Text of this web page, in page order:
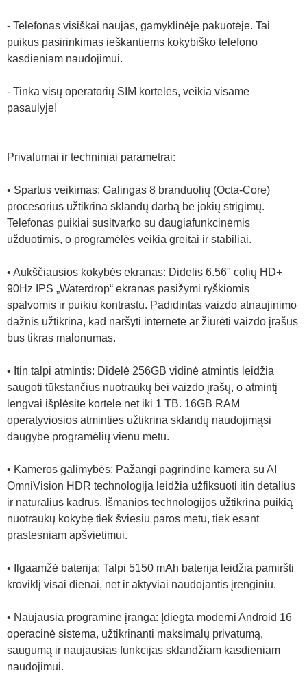
- Telefonas visiškai naujas, gamyklinėje pakuotėje. Tai
puikus pasirinkimas ieškantiems kokybiško telefono
kasdieniam naudojimui.
- Tinka visų operatorių SIM kortelės, veikia visame
pasaulyje!
Privalumai ir techniniai parametrai:
• Spartus veikimas: Galingas 8 branduolių (Octa-Core)
procesorius užtikrina sklandų darbą be jokių strigimų.
Telefonas puikiai susitvarko su daugiafunkcinėmis
užduotimis, o programėlės veikia greitai ir stabiliai.
• Aukščiausios kokybės ekranas: Didelis 6.56" colių HD+
90Hz IPS „Waterdrop“ ekranas pasižymi ryškiomis
spalvomis ir puikiu kontrastu. Padidintas vaizdo atnaujinimo
dažnis užtikrina, kad naršyti internete ar žiūrėti vaizdo įrašus
bus tikras malonumas.
• Itin talpi atmintis: Didelė 256GB vidinė atmintis leidžia
saugoti tūkstančius nuotraukų bei vaizdo įrašų, o atmintį
lengvai išplėsite kortele net iki 1 TB. 16GB RAM
operatyviosios atminties užtikrina sklandų naudojimąsi
daugybe programėlių vienu metu.
• Kameros galimybės: Pažangi pagrindinė kamera su AI
OmniVision HDR technologija leidžia užfiksuoti itin detalius
ir natūralius kadrus. Išmanios technologijos užtikrina puikią
nuotraukų kokybę tiek šviesiu paros metu, tiek esant
prastesniam apšvietimui.
• Ilgaamžė baterija: Talpi 5150 mAh baterija leidžia pamiršti
kroviklį visai dienai, net ir aktyviai naudojantis įrenginiu.
• Naujausia programinė įranga: Įdiegta moderni Android 16
operacinė sistema, užtikrinanti maksimalų privatumą,
saugumą ir naujausias funkcijas sklandžiam kasdieniam
naudojimui.